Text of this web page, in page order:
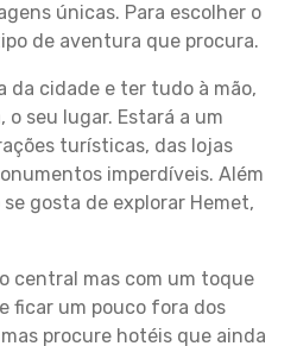
únicas. Para escolher o
de aventura que procura.
da cidade e ter tudo à mão,
o seu lugar. Estará a um
turísticas, das lojas
imperdíveis. Além
gosta de explorar Hemet,
central mas com um toque
ficar um pouco fora dos
procure hotéis que ainda